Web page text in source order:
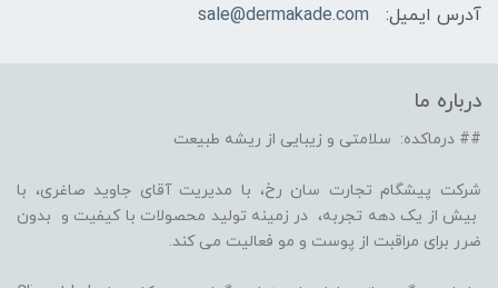
آدرس ایمیل:
sale@dermakade.com
درباره ما
## درماکده: سلامتی و زیبایی از ریشه طبیعت
شرکت پیشگام تجارت سان رخ، با مدیریت آقای جاوید صاغری، با
بیش از یک دهه تجربه، در زمینه تولید محصولات با کیفیت و بدون
ضرر برای مراقبت از پوست و مو فعالیت می کند.